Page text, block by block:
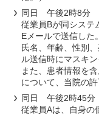
同日 午後2時8分
従業員Bが同システ
Eメールで送信した
氏名、年齢、性別
ル送信時にマスキ
また、患者情報を
について、当院の
同日 午後2時45分
従業員Aは、自身の